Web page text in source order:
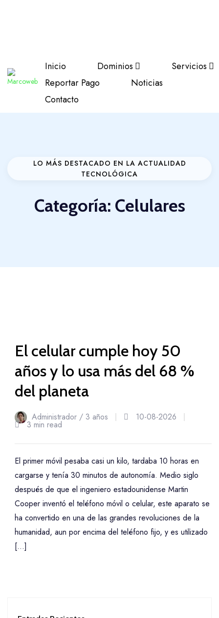
Inicio Dominios
Servicios
Reportar Pago
Noticias
Contacto
LO MÁS DESTACADO EN LA ACTUALIDAD
TECNOLÓGICA
Categoría: Celulares
Abr
El celular cumple hoy 50
años y lo usa más del 68 %
del planeta
Administrador / 3 años 10-08-2026
3 min read
El primer móvil pesaba casi un kilo, tardaba 10 horas en
cargarse y tenía 30 minutos de autonomía. Medio siglo
después de que el ingeniero estadounidense Martin
Cooper inventó el teléfono móvil o celular, este aparato se
ha convertido en una de las grandes revoluciones de la
humanidad, aun por encima del teléfono fijo, y es utilizado
[…]